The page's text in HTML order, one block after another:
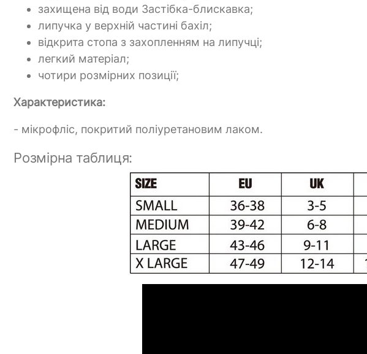
захищена від води Застібка-блискавка;
липучка у верхній частині бахіл;
відкрита стопа з захопленням на липучці;
легкий матеріал;
чотири розмірних позиції;
Характеристика:
- мікрофліс, покритий поліуретановим лаком.
Розмірна таблиця: